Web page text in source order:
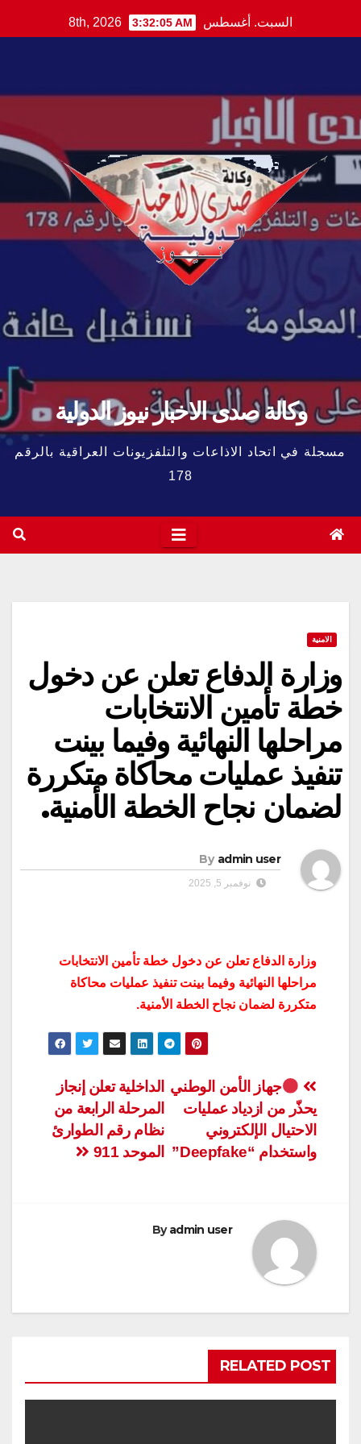
to
السبت. أغسطس 8th, 2026 3:32:06 AM
وكالة صدى الاخبار نيوز الدولية
مسجلة في اتحاد الاذاعات والتلفزيونات العراقية بالرقم
178
الامنية
وزارة الدفاع تعلن عن دخول
خطة تأمين الانتخابات
مراحلها النهائية وفيما بينت
تنفيذ عمليات محاكاة متكررة
لضمان نجاح الخطة الأمنية.
By admin user
نوفمبر 5, 2025
وزارة الدفاع تعلن عن دخول خطة تأمين الانتخابات
مراحلها النهائية وفيما بينت تنفيذ عمليات محاكاة
متكررة لضمان نجاح الخطة الأمنية.
تصفّح
المقالات
الداخلية تعلن إنجاز
المرحلة الرابعة من
نظام رقم الطوارئ
الموحد 911
جهاز الأمن الوطني
يحذّر من ازدياد عمليات
الاحتيال الإلكتروني
واستخدام “Deepfake”
Byadmin user
RELATED POST